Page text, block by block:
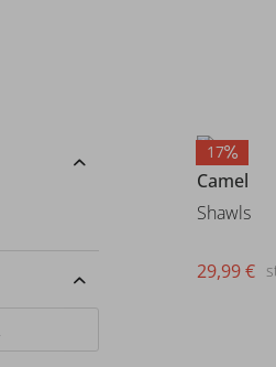
17
Camel
Shawls
29,99 €